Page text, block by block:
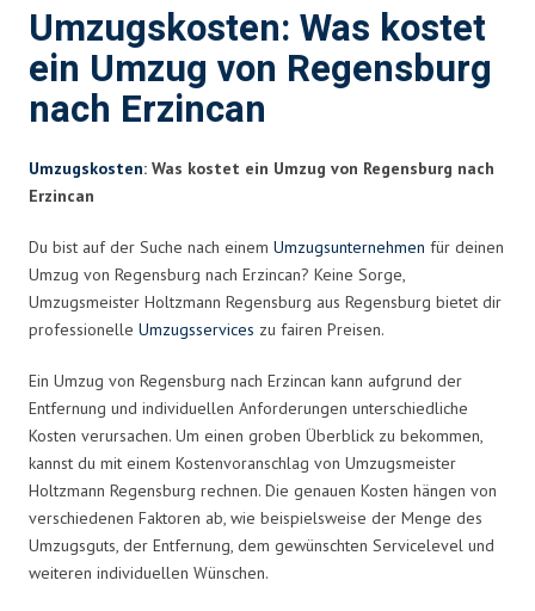
Umzugskosten: Was kostet
ein Umzug von Regensburg
nach Erzincan
Umzugskosten: Was kostet ein Umzug von Regensburg nach
Erzincan
Du bist auf der Suche nach einem Umzugsunternehmen für deinen
Umzug von Regensburg nach Erzincan? Keine Sorge,
Umzugsmeister Holtzmann Regensburg aus Regensburg bietet dir
professionelle Umzugsservices zu fairen Preisen.
Ein Umzug von Regensburg nach Erzincan kann aufgrund der
Entfernung und individuellen Anforderungen unterschiedliche
Kosten verursachen. Um einen groben Überblick zu bekommen,
kannst du mit einem Kostenvoranschlag von Umzugsmeister
Holtzmann Regensburg rechnen. Die genauen Kosten hängen von
verschiedenen Faktoren ab, wie beispielsweise der Menge des
Umzugsguts, der Entfernung, dem gewünschten Servicelevel und
weiteren individuellen Wünschen.